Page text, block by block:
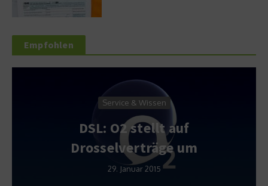
Empfohlen
Service & Wissen
DSL: O2 stellt auf
Drosselverträge um
29. Januar 2015